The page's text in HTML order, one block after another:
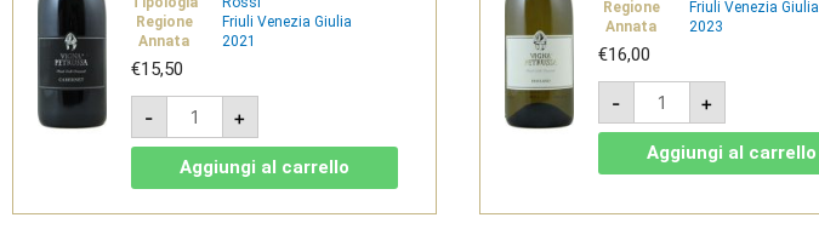
Regione
Friuli Venezia Giulia
Annata
2021
€15,50
-
Cabernet
Franc
2021
DOC
Friuli
Colli
+
Aggiungi al carrello
Regione
Friuli Venezia Giulia
Annata
2023
€16,00
-
Friulano
2023
-
DOC
Friuli
Colli
-
+
Aggiungi al carrello